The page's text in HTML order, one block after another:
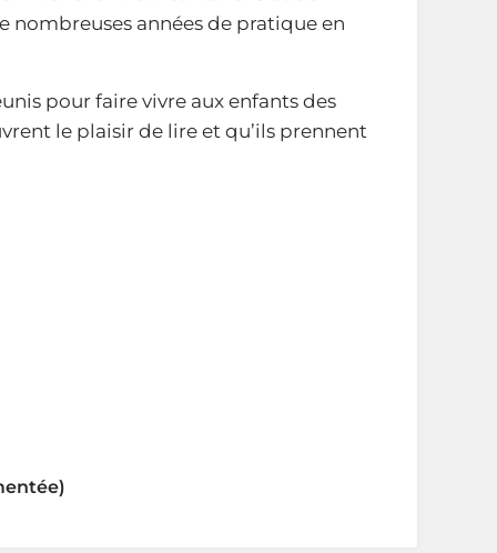
années de pratique en
pour faire vivre aux enfants des
le plaisir de lire et qu’ils prennent